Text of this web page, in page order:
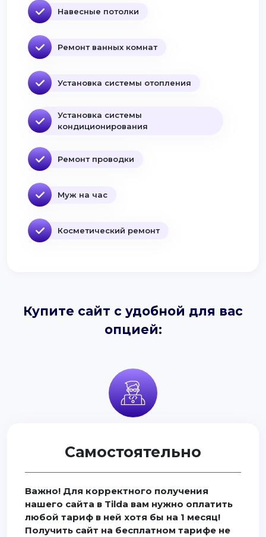
Навесные потолки
Ремонт ванных комнат
Установка системы отопления
Установка системы
кондиционирования
Ремонт проводки
Муж на час
Косметический ремонт
Купите сайт с удобной для вас
опцией:
Самостоятельно
Важно! Для корректного получения
нашего сайта в Tilda вам нужно оплатить
любой тариф в ней хотя бы на 1 месяц!
Получить сайт на бесплатном тарифе не